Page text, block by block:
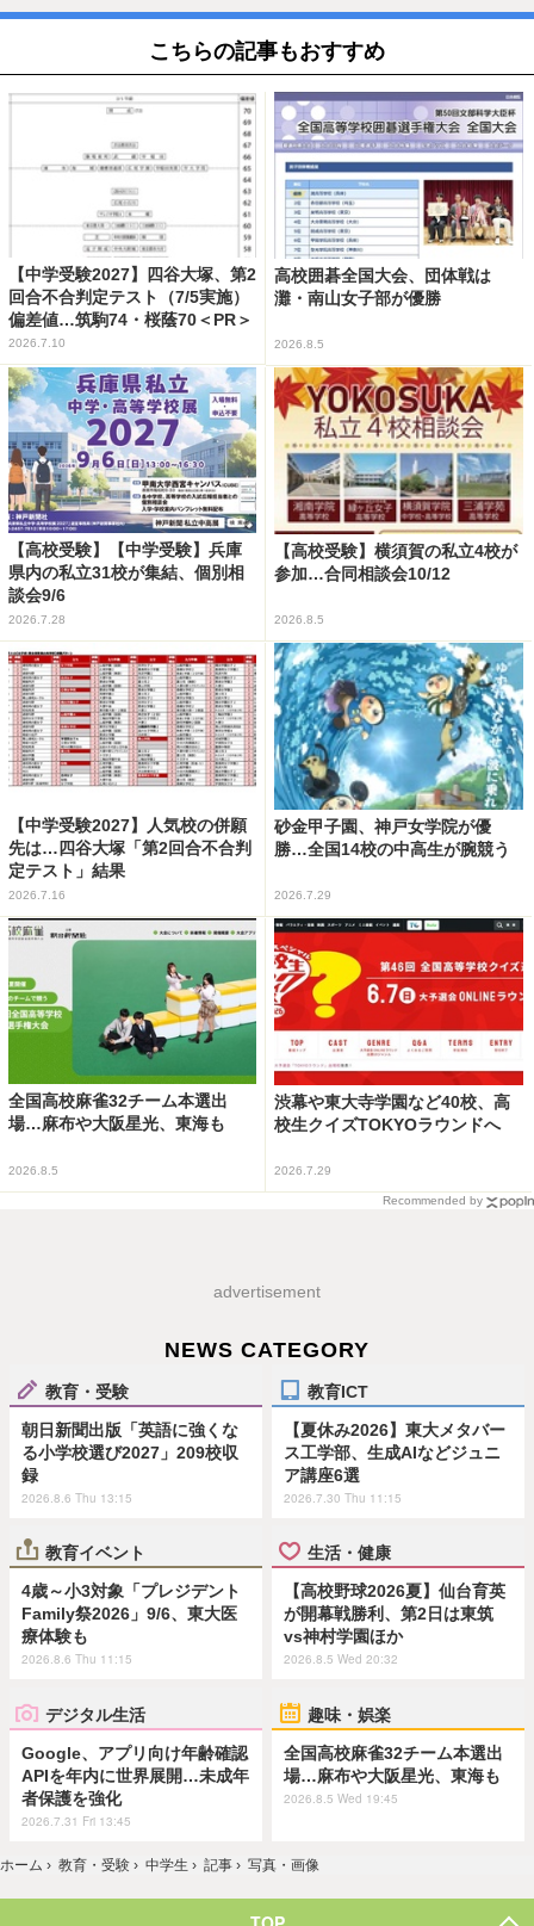
こちらの記事もおすすめ
【中学受験2027】四谷大塚、第2
回合不合判定テスト（7/5実施）
偏差値…筑駒74・桜蔭70＜PR＞
2026.7.10
高校囲碁全国大会、団体戦は
灘・南山女子部が優勝
2026.8.5
【高校受験】【中学受験】兵庫
県内の私立31校が集結、個別相
談会9/6
2026.7.28
【高校受験】横須賀の私立4校が
参加…合同相談会10/12
2026.8.5
【中学受験2027】人気校の併願
先は…四谷大塚「第2回合不合判
定テスト」結果
2026.7.16
砂金甲子園、神戸女学院が優
勝…全国14校の中高生が腕競う
2026.7.29
全国高校麻雀32チーム本選出
場…麻布や大阪星光、東海も
2026.8.5
渋幕や東大寺学園など40校、高
校生クイズTOKYOラウンドへ
2026.7.29
Recommended by
advertisement
NEWS CATEGORY
教育・受験
朝日新聞出版「英語に強くな
る小学校選び2027」209校収
録
2026.8.6 Thu 13:15
教育ICT
【夏休み2026】東大メタバー
ス工学部、生成AIなどジュニ
ア講座6選
2026.7.30 Thu 11:15
教育イベント
4歳～小3対象「プレジデント
Family祭2026」9/6、東大医
療体験も
2026.8.6 Thu 11:15
生活・健康
【高校野球2026夏】仙台育英
が開幕戦勝利、第2日は東筑
vs神村学園ほか
2026.8.5 Wed 20:32
デジタル生活
Google、アプリ向け年齢確認
APIを年内に世界展開…未成年
者保護を強化
2026.7.31 Fri 13:45
趣味・娯楽
全国高校麻雀32チーム本選出
場…麻布や大阪星光、東海も
2026.8.5 Wed 19:45
ホーム › 教育・受験 › 中学生 › 記事 › 写真・画像